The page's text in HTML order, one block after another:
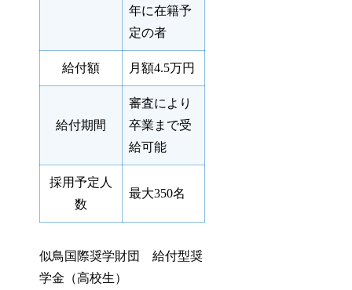
年に在籍予
定の者
給付額 月額4.5万円
給付期間
審査により
卒業まで受
給可能
採用予定人
数
最大350名
似鳥国際奨学財団 給付型奨
学金（高校生）